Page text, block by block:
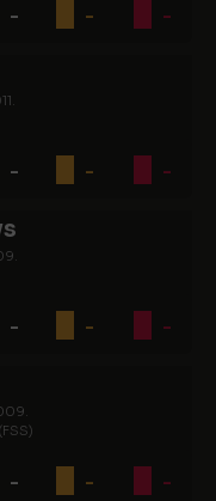
- - -
- - -
- - -
- - -